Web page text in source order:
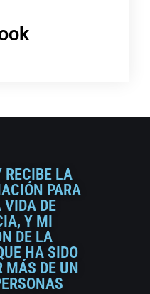
RECIBE LA
PARA
VIDA DE
Y MI
DE LA
HA SIDO
MÁS DE UN